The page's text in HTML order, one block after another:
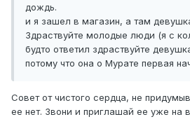
дождь.
и я зашел в магазин, а там
Здраствуйте молодые люди (я с
будто ответил здраствуйте
потому что она о Мурате первая
Совет от чистого сердца, не
ее нет. Звони и приглашай ее уже на